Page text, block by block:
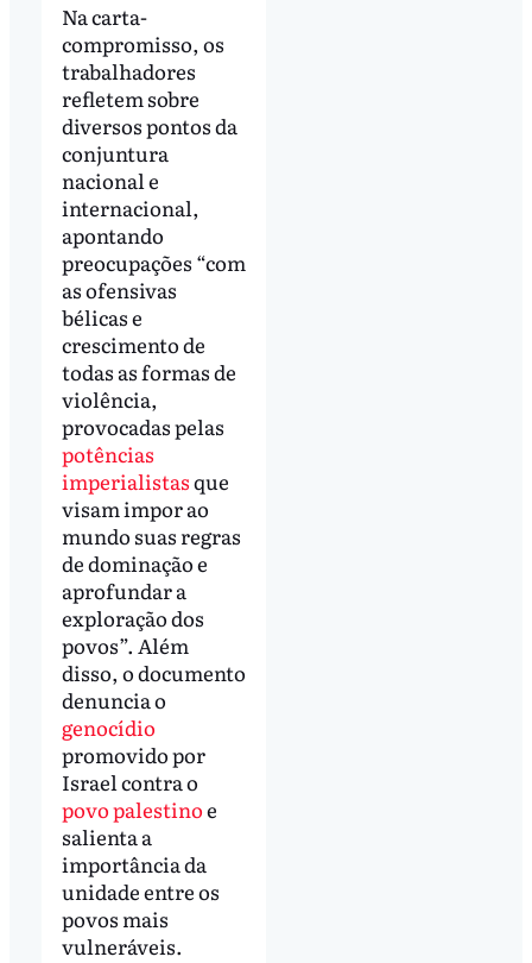
Na carta-
compromisso, os
trabalhadores
refletem sobre
diversos pontos da
conjuntura
nacional e
internacional,
apontando
preocupações “com
as ofensivas
bélicas e
crescimento de
todas as formas de
violência,
provocadas pelas
potências
imperialistasque
visam impor ao
mundo suas regras
de dominação e
aprofundar a
exploração dos
povos”. Além
disso, o documento
denuncia o
genocídio
promovido por
Israel contra o
povo palestinoe
salienta a
importância da
unidade entre os
povos mais
vulneráveis.